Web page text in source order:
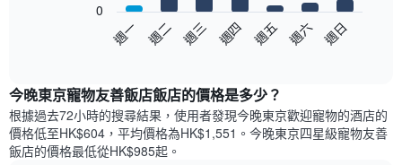
有
1
條
X
顯
示
每
週
每
週一 週二 週三 週四 週五 週六 週日
0
今晚東京寵物友善飯店飯店的價格是多少？
根據過去72小時的搜尋結果，使用者發現今晚東京歡迎寵物的酒店的
價格低至HK$604，平均價格為HK$1,551​。今晚東京四星級寵物友善
飯店​的價格最低從HK$985​起。